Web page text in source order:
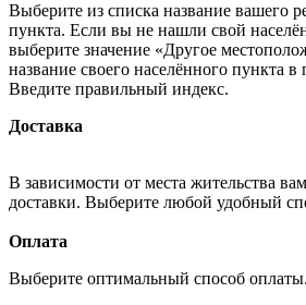
Выберите из списка название вашего
пункта. Если вы не нашли свой
выберите значение «Другое
название своего населённого пункта в
Введите правильный индекс.
Доставка
В зависимости от места жительства
доставки. Выберите любой удобный
Оплата
Выберите оптимальный способ оплаты.